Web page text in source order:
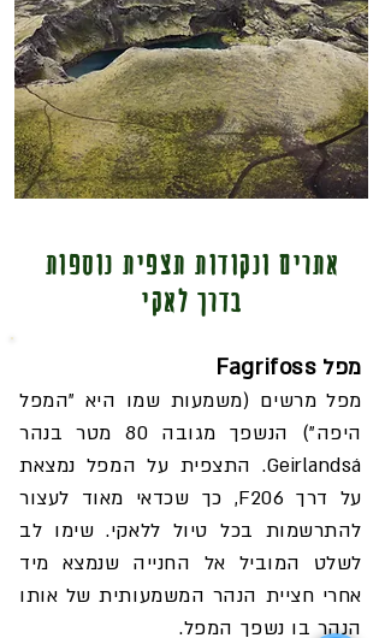
אתרים ונקודות תצפית נוספות
בדרך לאקי
מפל Fagrifoss
מפל מרשים (משמעות שמו היא "המפל
היפה") הנשפך מגובה 80 מטר בנהר
Geirlandsá. התצפית על המפל נמצאת
על דרך F206, כך שכדאי מאוד לעצור
להתרשמות בכל טיול ללאקי. שימו לב
לשלט המוביל אל החנייה שנמצא מיד
אחרי חציית הנהר המשמעותית של אותו
הנהר בו נשפך המפל.